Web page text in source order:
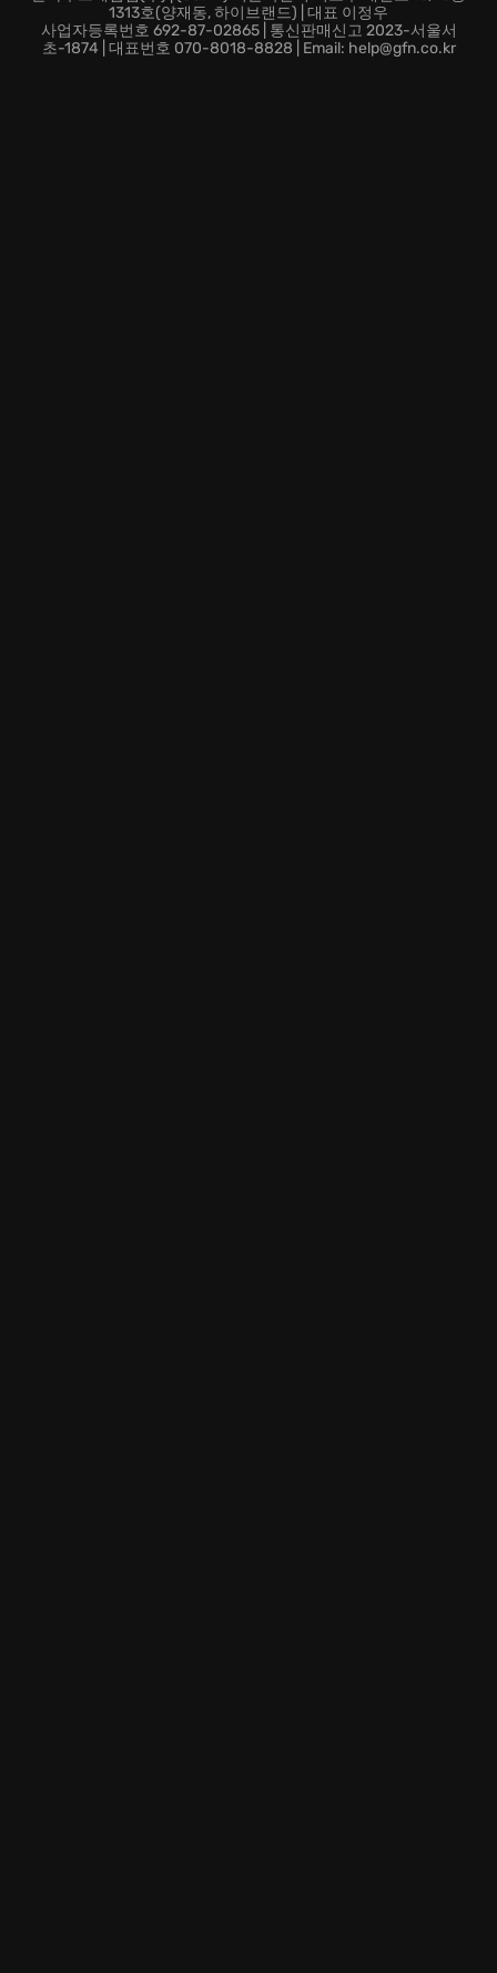
에서 느껴보세요!1313호(양재동, 하이브랜드) | 대표 이정우
사업자등록번호 692-87-02865 | 통신판매신고 2023-서울서
초-1874 | 대표번호 070-8018-8828 | Email: help@gfn.co.kr